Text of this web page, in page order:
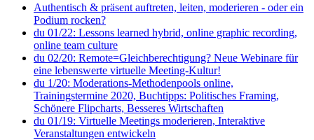
Authentisch & präsent auftreten, leiten, moderieren - oder ein
Podium rocken?
du 01/22: Lessons learned hybrid, online graphic recording,
online team culture
du 02/20: Remote=Gleichberechtigung? Neue Webinare für
eine lebenswerte virtuelle Meeting-Kultur!
du 1/20: Moderations-Methodenpools online,
Trainingstermine 2020, Buchtipps: Politisches Framing,
Schönere Flipcharts, Besseres Wirtschaften
du 01/19: Virtuelle Meetings moderieren, Interaktive
Veranstaltungen entwickeln